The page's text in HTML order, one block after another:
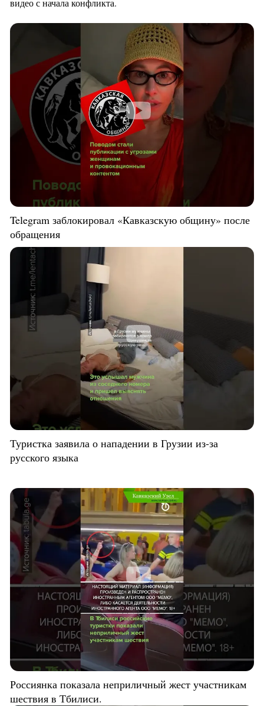
видео с начала конфликта.
Telegram заблокировал «Кавказскую общину» после
обращения
Туристка заявила о нападении в Грузии из-за
русского языка
Россиянка показала неприличный жест участникам
шествия в Тбилиси.